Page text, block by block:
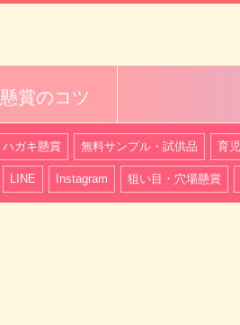
懸賞のコツ
ハガキ懸賞 無料サンプル・試供品 育
LINE Instagram 狙い目・穴場懸賞